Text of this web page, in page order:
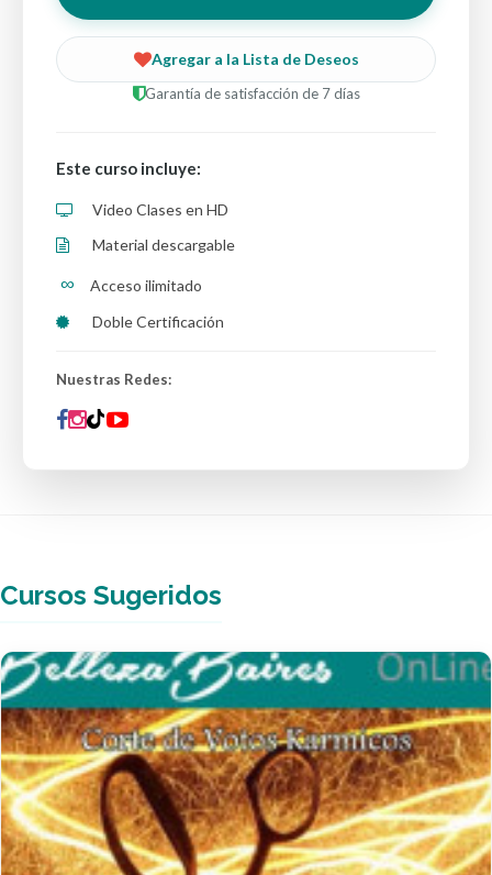
Agregar a la Lista de Deseos
Garantía de satisfacción de 7 días
Este curso incluye:
Video Clases en HD
Material descargable
∞
Acceso ilimitado
Doble Certificación
Nuestras Redes:
Cursos Sugeridos